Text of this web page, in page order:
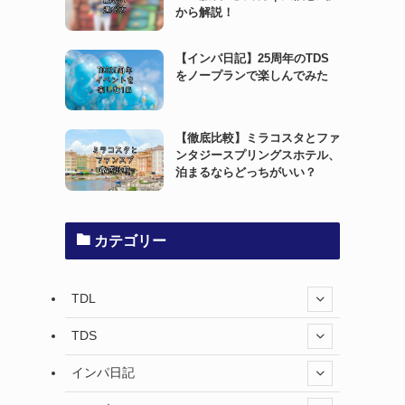
から解説！
【インパ日記】25周年のTDS
をノープランで楽しんでみた
【徹底比較】ミラコスタとファ
ンタジースプリングスホテル、
泊まるならどっちがいい？
カテゴリー
TDL
TDS
インパ日記